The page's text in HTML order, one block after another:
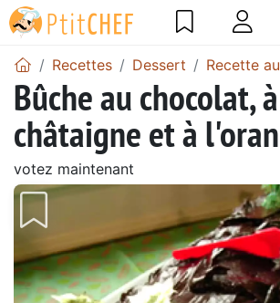
Recettes Dessert Recette
Bûche au chocolat,
châtaigne et à
votez maintenant